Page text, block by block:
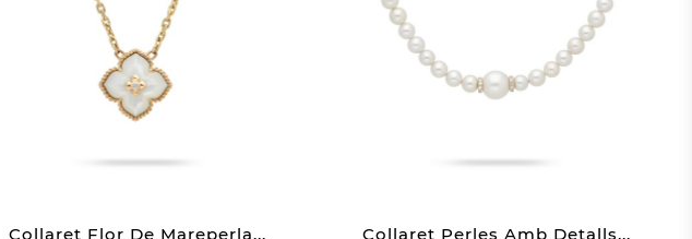
Collaret Flor De Mareperla...
Collaret Perles Amb Detalls...